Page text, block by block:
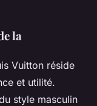
la
Vuitton réside
et utilité.
style masculin